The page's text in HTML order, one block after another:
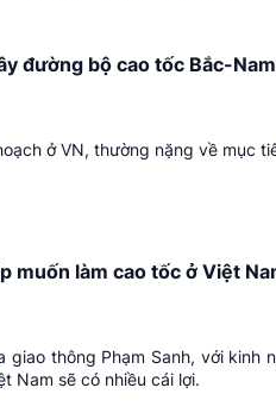
đường bộ cao tốc Bắc-
ở VN, thường nặng về mục
muốn làm cao tốc ở Việt
giao thông Phạm Sanh, với
Nam sẽ có nhiều cái lợi.